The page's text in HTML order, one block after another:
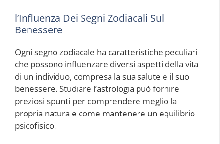
l’Influenza Dei Segni Zodiacali Sul
Benessere
Ogni segno zodiacale ha caratteristiche peculiari
che possono influenzare diversi aspetti della vita
di un individuo, compresa la sua salute e il suo
benessere. Studiare l’astrologia può fornire
preziosi spunti per comprendere meglio la
propria natura e come mantenere un equilibrio
psicofisico.